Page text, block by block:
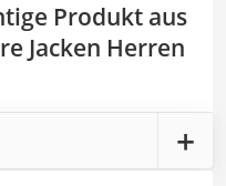
Produkt aus
Jacken Herren